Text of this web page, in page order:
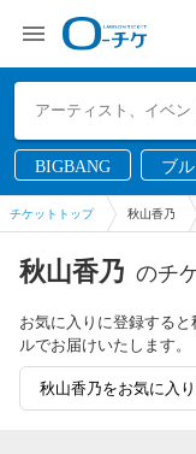
BIGBANG ブ
チケットトップ 秋山香乃
秋山香乃 のチ
お気に入りに登録する
ルでお届けいたします。
秋山香乃をお気に入